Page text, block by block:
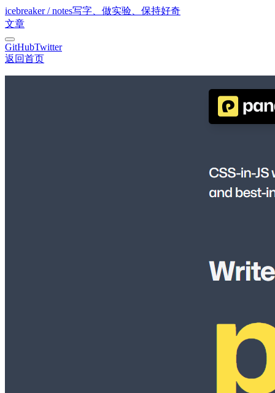
icebreaker / notes写字、做实验、保持好奇
文章
GitHubTwitter
返回首页